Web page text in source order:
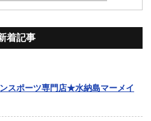
着記事
スポーツ専門店★水納島マーメイ